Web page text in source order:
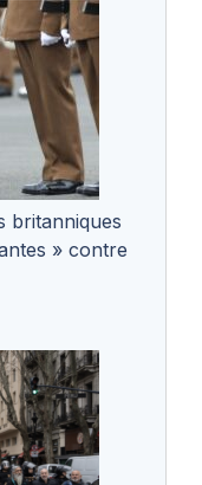
britanniques
» contre